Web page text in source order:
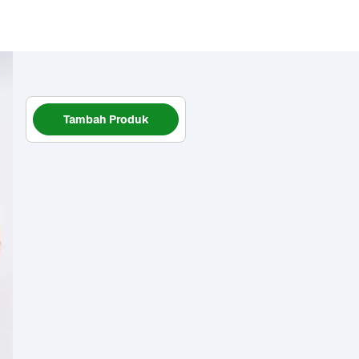
Tambah Produk